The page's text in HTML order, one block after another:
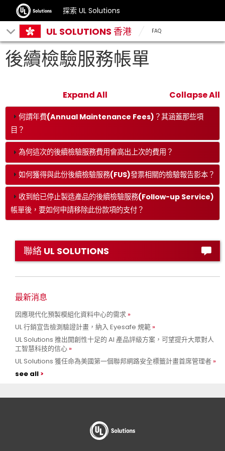
探索 UL Solutions
UL SOLUTIONS 香港 FAQ
後續檢驗服務帳單
Expand All Collapse All
何謂年費(Annual Maintenance Fees)？其涵蓋那些項
目？
為何這次的後續檢驗服務費用會高出上次的費用？
如何獲得與此份後續檢驗服務(FUS)發票相關的檢驗報告影本？
收到給已停止製造產品的後續檢驗服務(Follow-up Service)
帳單後，要如何申請移除此份款項的支付？
聯絡 UL SOLUTIONS
最新消息
因應現代化預製模組化資料中心的需求
UL 行銷宣告檢測驗證計畫，納入 Eyesafe 規範
UL Solutions 推出開創性十足的 AI 產品評級方案，可望提升大眾對人
工智慧科技的信心
UL Solutions 獲任命為美國第一個聯邦網路安全標籤計畫首席管理者
see all